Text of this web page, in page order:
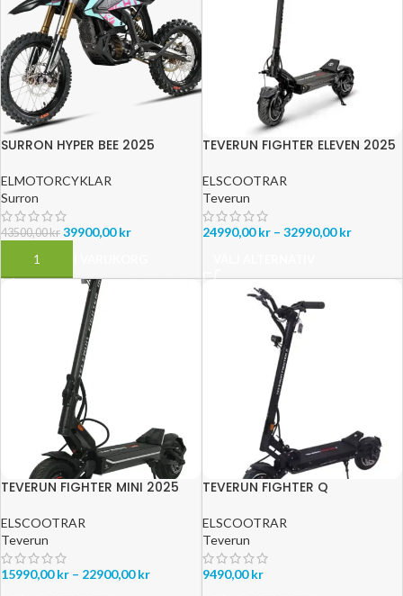
SURRON HYPER BEE 2025
ELMOTORCYKLAR
Surron
43500,00kr 39900,00kr
LÄGG TILL I VARUKORG
TEVERUN FIGHTER ELEVEN 2025
ELSCOOTRAR
Teverun
24990,00kr – 32990,00kr
TEVERUN FIGHTER MINI 2025
ELSCOOTRAR
Teverun
15990,00kr – 22900,00kr
TEVERUN FIGHTER Q
ELSCOOTRAR
Teverun
9490,00kr